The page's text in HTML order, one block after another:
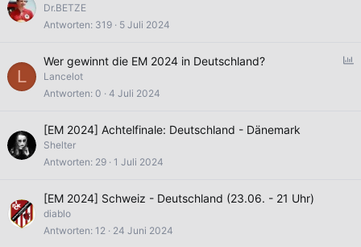
Dr.BETZE
Antworten 319 5 Juli 2024
L
Wer gewinnt die EM 2024 in Deutschland?
Lancelot
Antworten 0 4 Juli 2024
[EM 2024] Achtelfinale: Deutschland - Dänemark
Shelter
Antworten 29 1 Juli 2024
[EM 2024] Schweiz - Deutschland (23.06. - 21 Uhr)
diablo
Antworten 12 24 Juni 2024